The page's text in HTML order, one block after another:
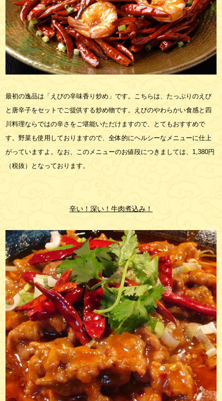
最初の逸品は「えびの辛味香り炒め」です。こちらは、たっぷりのえび
と唐辛子をセットでご提供する炒め物です。えびのやわらかい食感と四
川料理ならではの辛さをご堪能いただけますので、とてもおすすめで
す。野菜も使用しておりますので、全体的にヘルシーなメニューに仕上
がっていますよ。なお、このメニューのお値段につきましては、1,380円
（税抜）となっております。
辛い！深い！牛肉煮込み！